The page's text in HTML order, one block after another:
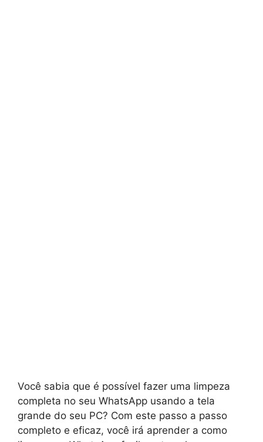
Você sabia que é possível fazer uma limpeza
completa no seu WhatsApp usando a tela
grande do seu PC? Com este passo a passo
completo e eficaz, você irá aprender a como